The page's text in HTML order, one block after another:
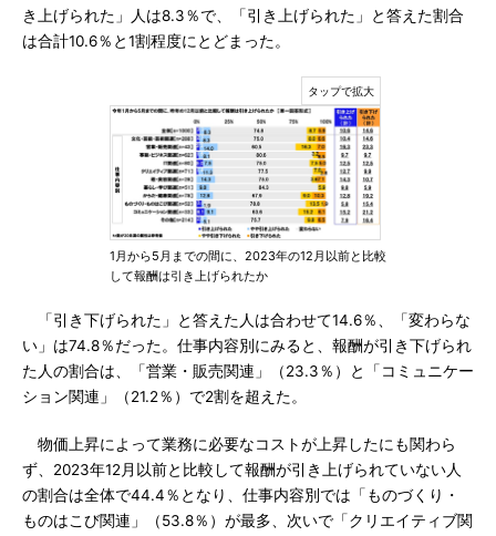
き上げられた」人は8.3％で、「引き上げられた」と答えた割合
は合計10.6％と1割程度にとどまった。
1月から5月までの間に、2023年の12月以前と比較
して報酬は引き上げられたか
「引き下げられた」と答えた人は合わせて14.6％、「変わらな
い」は74.8％だった。仕事内容別にみると、報酬が引き下げられ
た人の割合は、「営業・販売関連」（23.3％）と「コミュニケー
ション関連」（21.2％）で2割を超えた。
物価上昇によって業務に必要なコストが上昇したにも関わら
ず、2023年12月以前と比較して報酬が引き上げられていない人
の割合は全体で44.4％となり、仕事内容別では「ものづくり・
ものはこび関連」（53.8％）が最多、次いで「クリエイティブ関